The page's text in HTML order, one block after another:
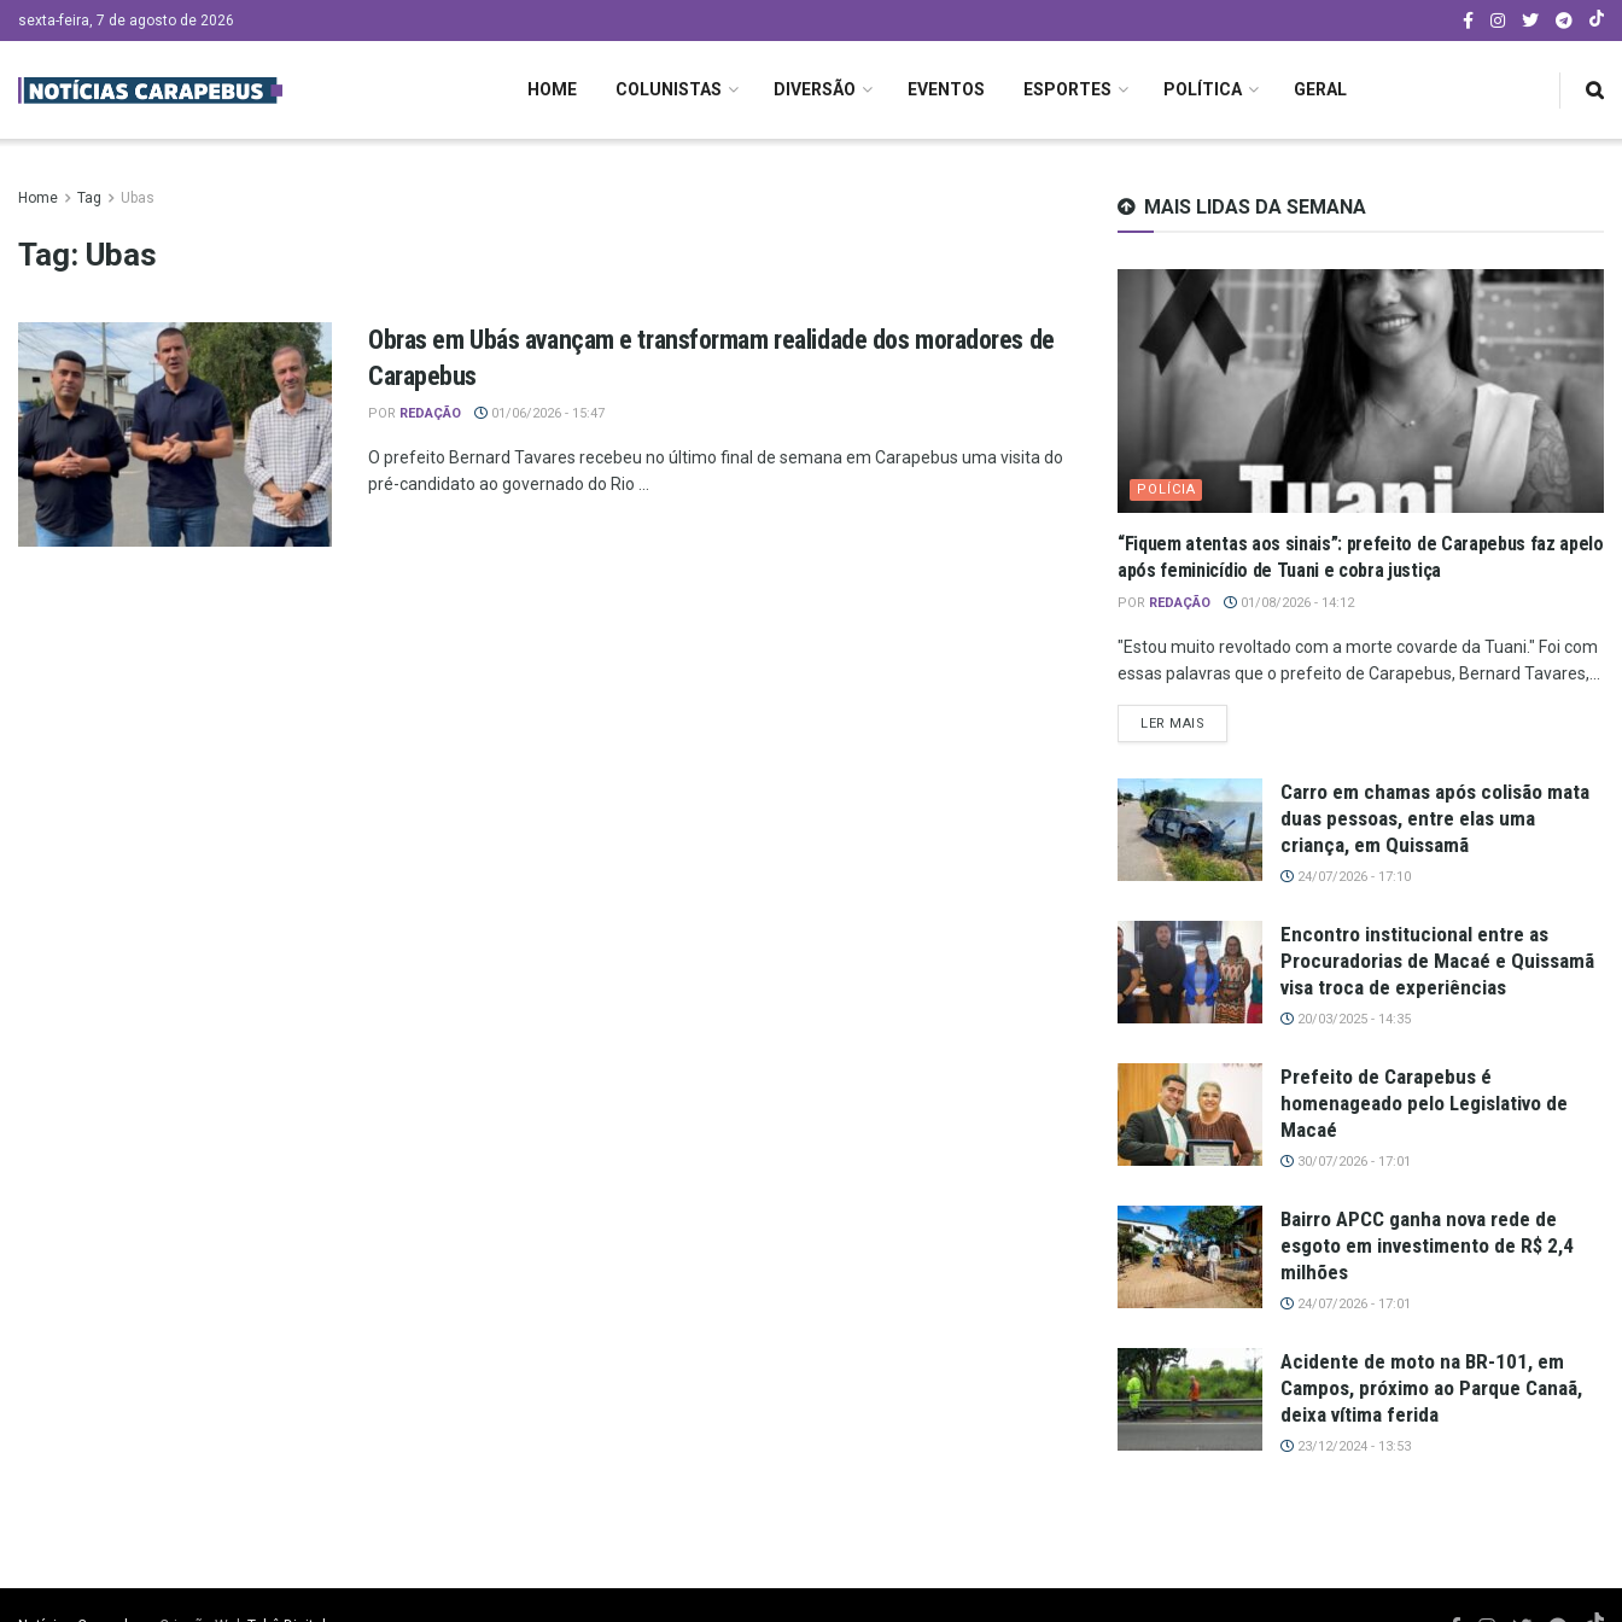
sexta-feira, 7 de agosto de 2026
HOME COLUNISTAS DIVERSÃO EVENTOS ESPORTES POLÍTICA GERAL
Home Tag Ubas
Tag: Ubas
Obras em Ubás avançam e transformam realidade dos moradores de
Carapebus
POR REDAÇÃO 01/06/2026 - 15:47
O prefeito Bernard Tavares recebeu no último final de semana em Carapebus uma visita do
pré-candidato ao governado do Rio ...
MAIS LIDAS DA SEMANA
POLÍCIA
“Fiquem atentas aos sinais”: prefeito de Carapebus faz apelo
após feminicídio de Tuani e cobra justiça
POR REDAÇÃO 01/08/2026 - 14:12
"Estou muito revoltado com a morte covarde da Tuani." Foi com
essas palavras que o prefeito de Carapebus, Bernard Tavares,...
LER MAIS
Carro em chamas após colisão mata
duas pessoas, entre elas uma
criança, em Quissamã
24/07/2026 - 17:10
Encontro institucional entre as
Procuradorias de Macaé e Quissamã
visa troca de experiências
20/03/2025 - 14:35
Prefeito de Carapebus é
homenageado pelo Legislativo de
Macaé
30/07/2026 - 17:01
Bairro APCC ganha nova rede de
esgoto em investimento de R$ 2,4
milhões
24/07/2026 - 17:01
Acidente de moto na BR-101, em
Campos, próximo ao Parque Canaã,
deixa vítima ferida
23/12/2024 - 13:53